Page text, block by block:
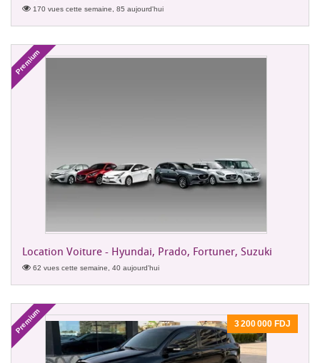
170 vues cette semaine, 85 aujourd'hui
Premium
Location Voiture - Hyundai, Prado, Fortuner, Suzuki
62 vues cette semaine, 40 aujourd'hui
Premium 3 200 000 FDJ